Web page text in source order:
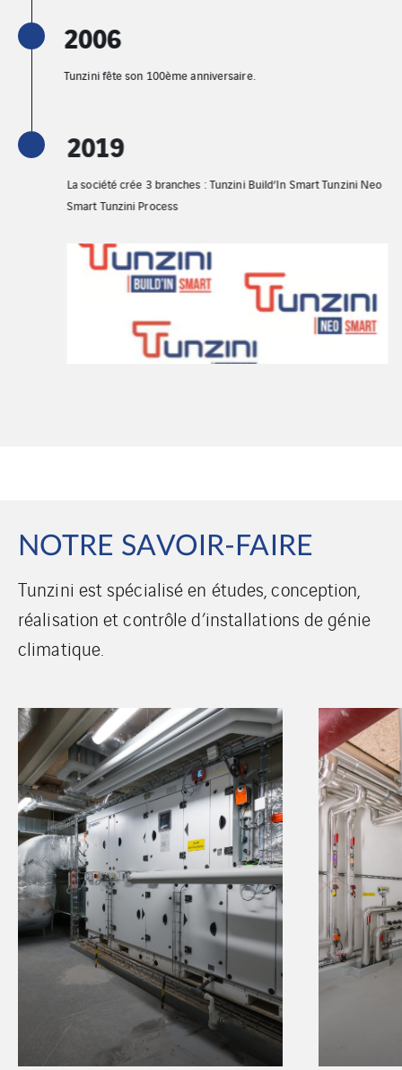
2006
Tunzini fête son 100ème anniversaire.
2019
La société crée 3 branches : Tunzini Build’In Smart Tunzini Neo
Smart Tunzini Process
NOTRE SAVOIR-FAIRE
Tunzini est spécialisé en études, conception,
réalisation et contrôle d’installations de génie
climatique.